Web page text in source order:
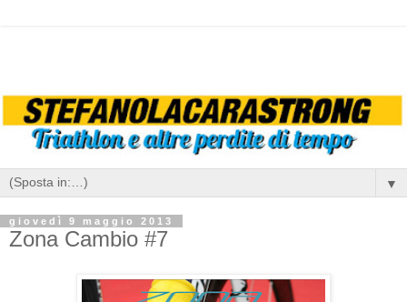
▼
giovedì 9 maggio 2013
Zona Cambio #7